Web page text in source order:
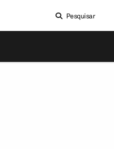
Pesquisar